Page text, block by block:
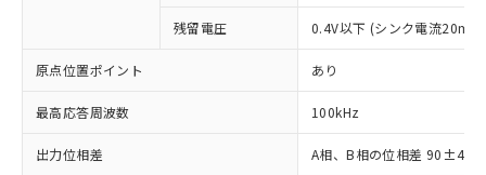
残留電圧 0.4V以下 (シンク電流20mA
原点位置ポイント あり
最高応答周波数 100kHz
出力位相差 A相、B相の位相差